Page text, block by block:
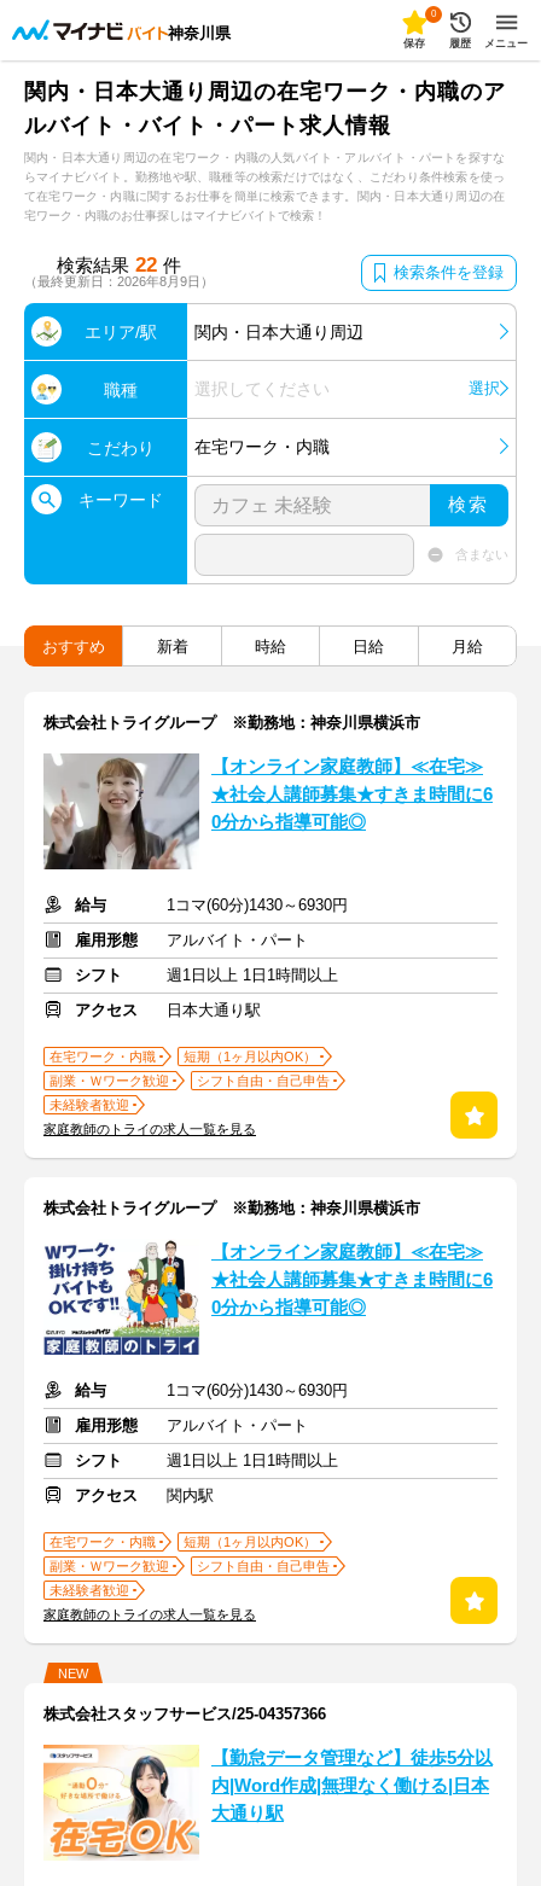
神奈川県
0
保存 履歴 メニュー
関内・日本大通り周辺の在宅ワーク・内職のア
ルバイト・バイト・パート求人情報
関内・日本大通り周辺の在宅ワーク・内職の人気バイト・アルバイト・パートを探すな
らマイナビバイト。勤務地や駅、職種等の検索だけではなく、こだわり条件検索を使っ
て在宅ワーク・内職に関するお仕事を簡単に検索できます。関内・日本大通り周辺の在
宅ワーク・内職のお仕事探しはマイナビバイトで検索！
検索結果 22 件
（最終更新日：2026年8月9日） 検索条件を登録
エリア/駅 関内・日本大通り周辺
職種 選択してください 選択
こだわり 在宅ワーク・内職
キーワード 検索
含まない
おすすめ 新着 時給 日給 月給
株式会社トライグループ ※勤務地：神奈川県横浜市
【オンライン家庭教師】≪在宅≫
★社会人講師募集★すきま時間に6
0分から指導可能◎
給与
1コマ(60分)1430～6930円
雇用形態
アルバイト・パート
シフト
週1日以上 1日1時間以上
アクセス
日本大通り駅
在宅ワーク・内職
短期（1ヶ月以内OK）
副業・Ｗワーク歓迎
シフト自由・自己申告
未経験者歓迎
家庭教師のトライの求人一覧を見る
株式会社トライグループ ※勤務地：神奈川県横浜市
【オンライン家庭教師】≪在宅≫
★社会人講師募集★すきま時間に6
0分から指導可能◎
給与
1コマ(60分)1430～6930円
雇用形態
アルバイト・パート
シフト
週1日以上 1日1時間以上
アクセス
関内駅
在宅ワーク・内職
短期（1ヶ月以内OK）
副業・Ｗワーク歓迎
シフト自由・自己申告
未経験者歓迎
家庭教師のトライの求人一覧を見る
NEW
株式会社スタッフサービス/25-04357366
【勤怠データ管理など】徒歩5分以
内|Word作成|無理なく働ける|日本
大通り駅